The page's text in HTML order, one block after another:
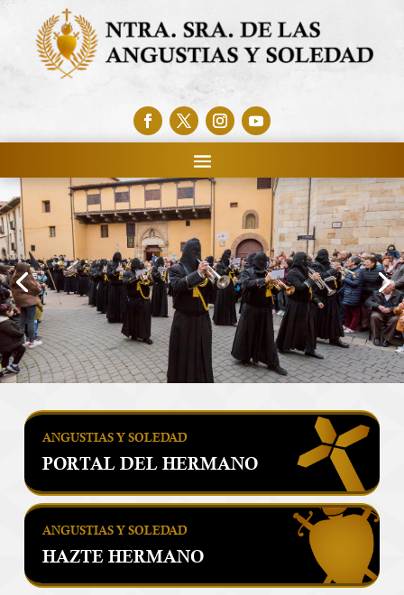
ANGUSTIAS Y SOLEDAD
PORTAL DEL HERMANO
ANGUSTIAS Y SOLEDAD
HAZTE HERMANO